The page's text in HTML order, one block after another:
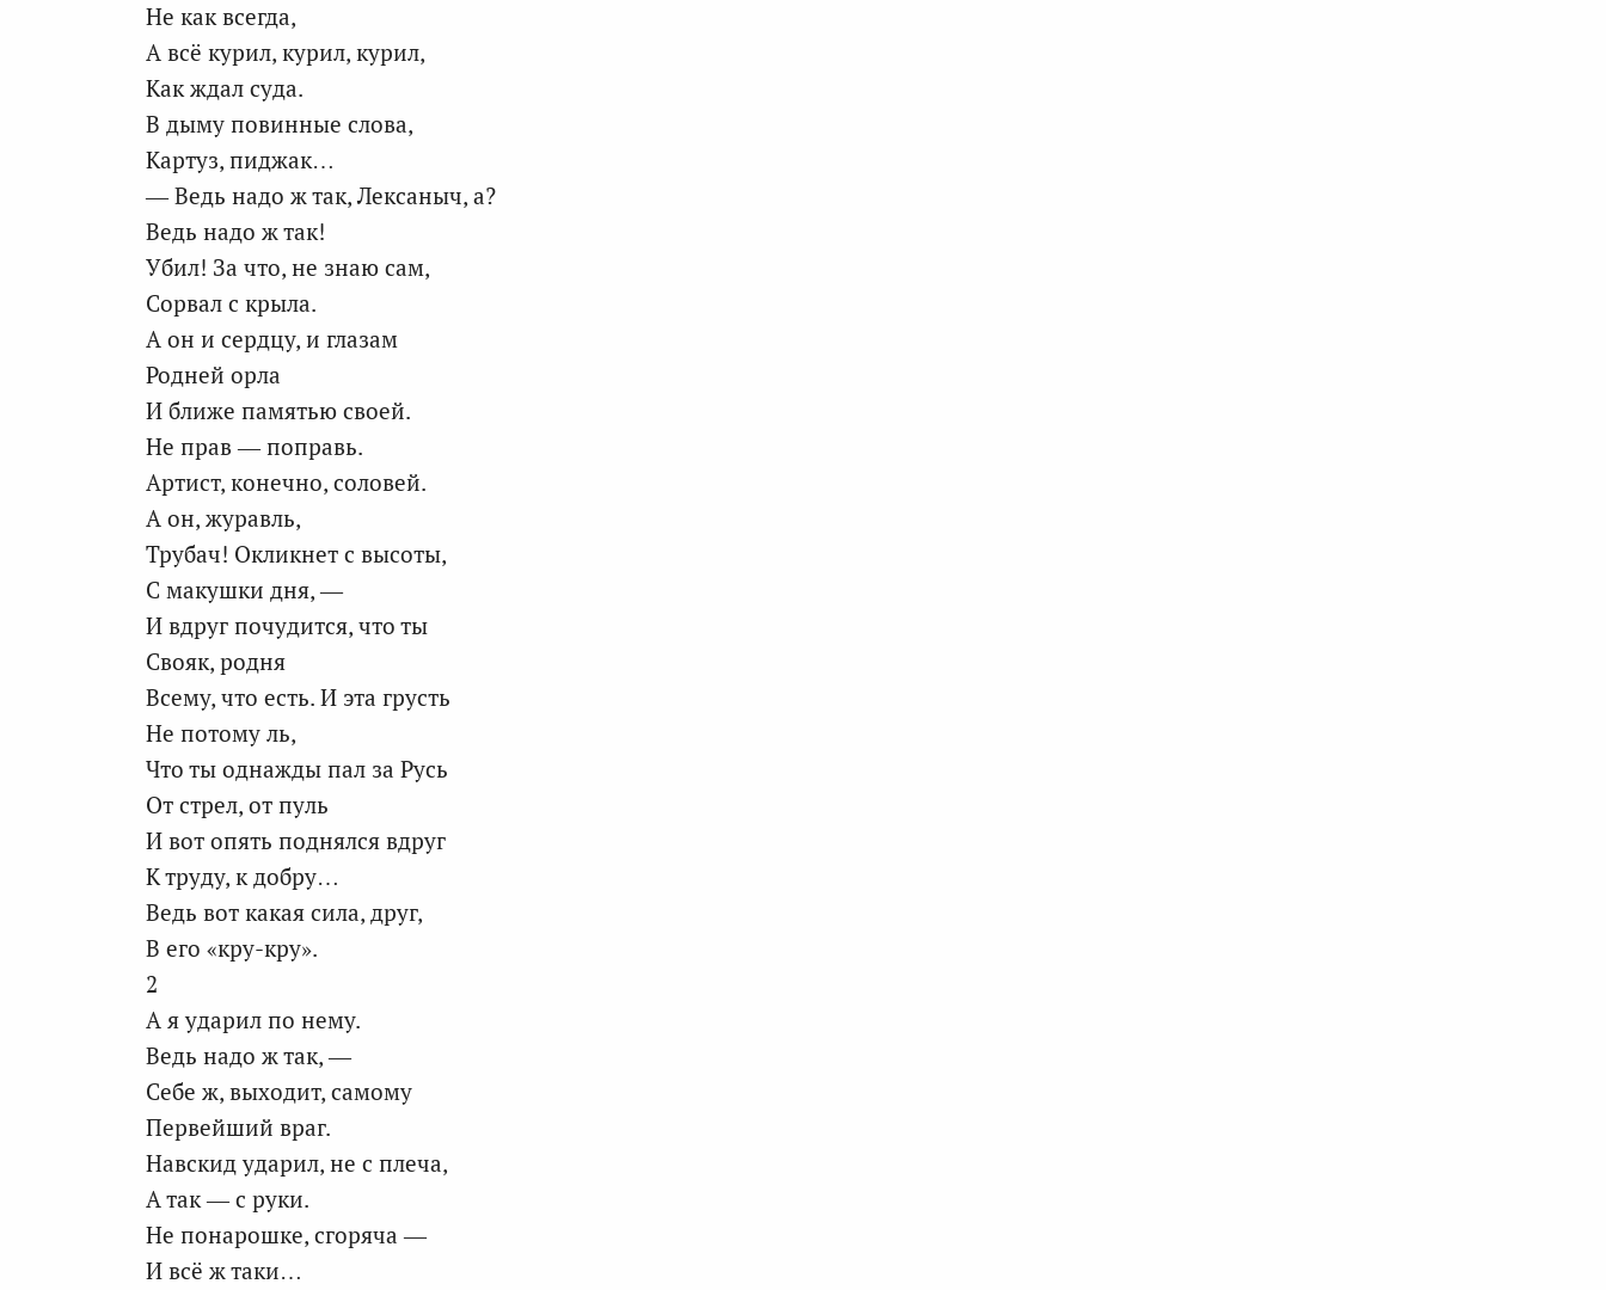
Не как всегда,
А всё курил, курил, курил,
Как ждал суда.
В дыму повинные слова,
Картуз, пиджак…
— Ведь надо ж так, Лексаныч, а?
Ведь надо ж так!
Убил! За что, не знаю сам,
Сорвал с крыла.
А он и сердцу, и глазам
Родней орла
И ближе памятью своей.
Не прав — поправь.
Артист, конечно, соловей.
А он, журавль,
Трубач! Окликнет с высоты,
С макушки дня, —
И вдруг почудится, что ты
Свояк, родня
Всему, что есть. И эта грусть
Не потому ль,
Что ты однажды пал за Русь
От стрел, от пуль
И вот опять поднялся вдруг
К труду, к добру…
Ведь вот какая сила, друг,
В его «кру-кру».
2
А я ударил по нему.
Ведь надо ж так, —
Себе ж, выходит, самому
Первейший враг.
Навскид ударил, не с плеча,
А так — с руки.
Не понарошке, сгоряча —
И всё ж таки…